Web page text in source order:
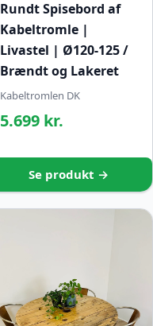
Rundt Spisebord af
Kabeltromle |
Livastel | Ø120-125 /
Brændt og Lakeret
Kabeltromlen DK
5.699 kr.
Se produkt →